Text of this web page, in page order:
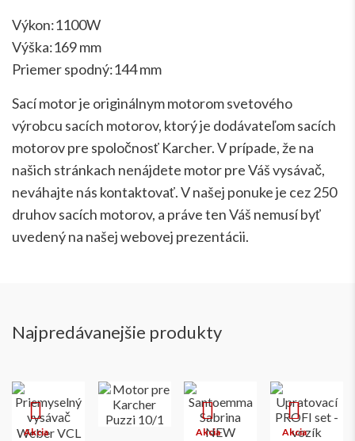
Výkon:1100W
Výška:169 mm
Priemer spodný:144 mm
Sací motor je originálnym motorom svetového
výrobcu sacích motorov, ktorý je dodávateľom sacích
motorov pre spoločnosť Karcher. V prípade, že na
našich stránkach nenájdete motor pre Váš vysávač,
neváhajte nás kontaktovať. V našej ponuke je cez 250
druhov sacích motorov, a práve ten Váš nemusí byť
uvedený na našej webovej prezentácii.
Najpredávanejšie produkty